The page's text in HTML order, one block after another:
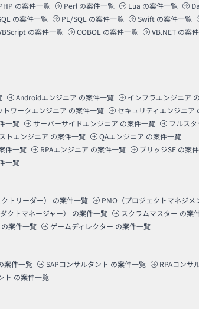
の案件一覧 Perl の案件一覧 Lua の案件一覧
の案件一覧 PL/SQL の案件一覧 Swift の案件一覧
の案件一覧 COBOL の案件一覧 VB.NET の案
Androidエンジニア の案件一覧 インフラエンジニア
トワークエンジニア の案件一覧 セキュリティエンジニア
一覧 サーバーサイドエンジニア の案件一覧 フルス
トエンジニア の案件一覧 QAエンジニア の案件一覧
件一覧 RPAエンジニア の案件一覧 ブリッジSE の案
一覧
トリーダー） の案件一覧 PMO（プロジェクトマネジメ
クトマネージャー） の案件一覧 スクラムマスター の案
の案件一覧 ゲームディレクター の案件一覧
案件一覧 SAPコンサルタント の案件一覧 RPAコンサ
ト の案件一覧